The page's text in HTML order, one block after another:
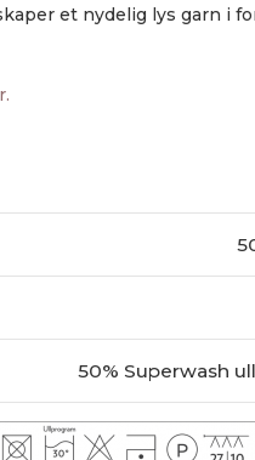
et nydelig lys garn i
50% Superwash